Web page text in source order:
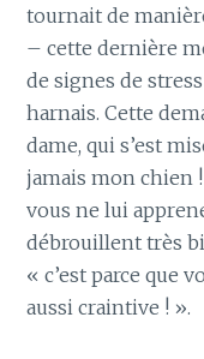
tournait de
– cette dernière
de signes de
harnais. Cette
dame, qui s’est
jamais mon chien
vous ne lui
débrouillent très
« c’est parce que
aussi craintive ! ».